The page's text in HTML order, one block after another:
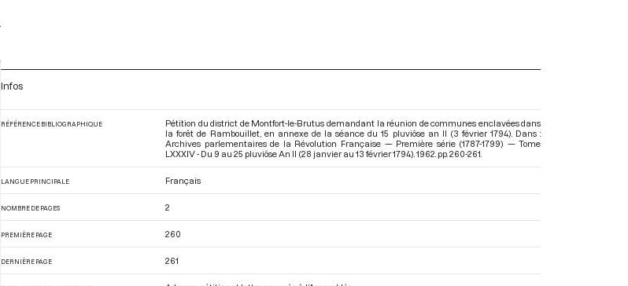
Infos
RÉFÉRENCE BIBLIOGRAPHIQUE
Pétition du district de Montfort-le-Brutus demandant la réunion de communes enclavées dans
la forêt de Rambouillet, en annexe de la séance du 15 pluviôse an II (3 février 1794). Dans :
Archives parlementaires de la Révolution Française — Première série (1787-1799) — Tome
LXXXIV - Du 9 au 25 pluviôse An II (28 janvier au 13 février 1794) . 1962. pp. 260-261.
LANGUE PRINCIPALE Français
NOMBRE DE PAGES 2
PREMIÈRE PAGE 260
DERNIÈRE PAGE 261